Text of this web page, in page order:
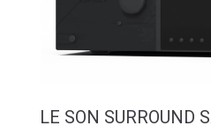
LE SON SURROUND